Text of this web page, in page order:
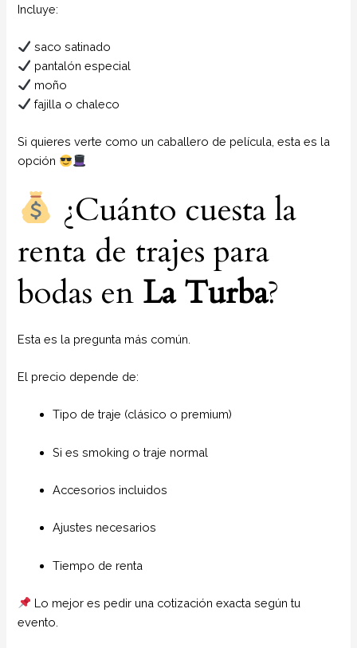
Incluye:
saco satinado
pantalón especial
moño
fajilla o chaleco
Si quieres verte como un caballero de película, esta es la
opción
¿Cuánto cuesta la
renta de trajes para
bodas en La Turba?
Esta es la pregunta más común.
El precio depende de:
Tipo de traje (clásico o premium)
Si es smoking o traje normal
Accesorios incluidos
Ajustes necesarios
Tiempo de renta
Lo mejor es pedir una cotización exacta según tu
evento.